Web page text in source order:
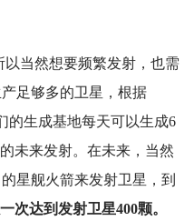
以当然想要频繁发射，也需
足够多的卫星，根据
的生成基地每天可以生成6
未来发射。在未来，当然
星舰火箭来发射卫星，到
次达到发射卫星400颗。